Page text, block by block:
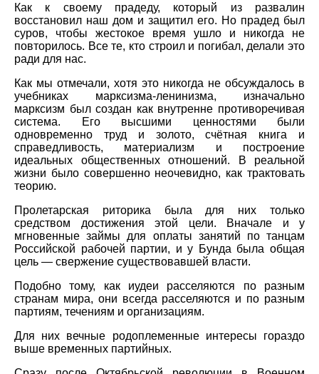
Как к своему прадеду, который из развалин
восстановил наш дом и защитил его. Но прадед был
суров, чтобы жестокое время ушло и никогда не
повторилось. Все те, кто строил и погибал, делали это
ради для нас.
Как мы отмечали, хотя это никогда не обсуждалось в
учебниках марксизма-ленинизма, изначально
марксизм был создан как внутренне противоречивая
система. Его высшими ценностями были
одновременно труд и золото, счётная книга и
справедливость, материализм и построение
идеальных общественных отношений. В реальной
жизни было совершенно неочевидно, как трактовать
теорию.
Пролетарская риторика была для них только
средством достижения этой цели. Вначале и у
мгновенные займы для оплаты занятий по танцам
Российской рабочей партии, и у Бунда была общая
цель — свержение существовавшей власти.
Подобно тому, как иудеи расселяются по разным
странам мира, они всегда расселяются и по разным
партиям, течениям и организациям.
Для них вечные родоплеменные интересы гораздо
выше временных партийных.